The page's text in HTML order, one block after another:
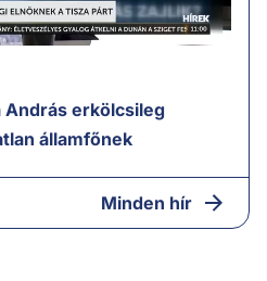
András erkölcsileg
államfőnek
Minden hír